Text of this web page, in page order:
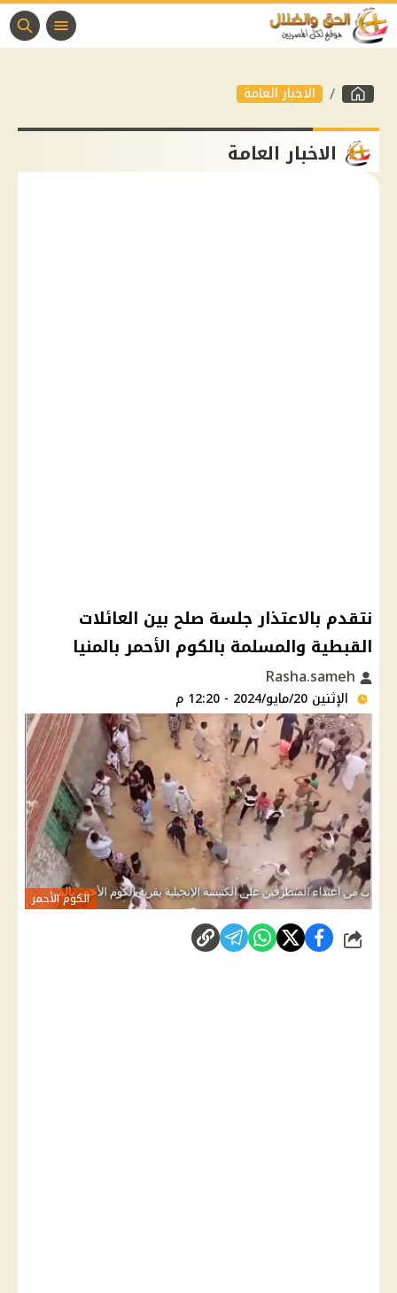
الاخبار العامة
الاخبار العامة
نتقدم بالاعتذار جلسة صلح بين العائلات
القبطية والمسلمة بالكوم الأحمر بالمنيا
الإثنين 20/مايو/2024 - 12:20 م
الكوم الأحمر
شارك